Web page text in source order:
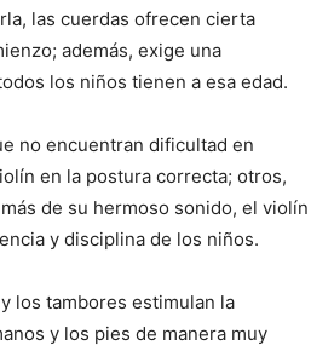
las cuerdas ofrecen cierta
además, exige una
los niños tienen a esa edad.
no encuentran dificultad en
en la postura correcta; otros,
de su hermoso sonido, el violín
y disciplina de los niños.
los tambores estimulan la
y los pies de manera muy